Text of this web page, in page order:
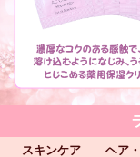
スキンケア ヘア